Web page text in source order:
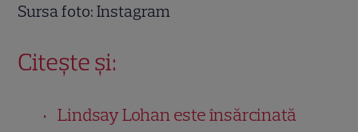
Sursa foto: Instagram
Citește și:
Lindsay Lohan este însărcinată